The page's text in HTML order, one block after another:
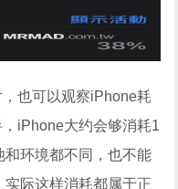
也可以观察iPhone耗
iPhone大约会够消耗1
环境都不同，也不能
际这样消耗都属于正